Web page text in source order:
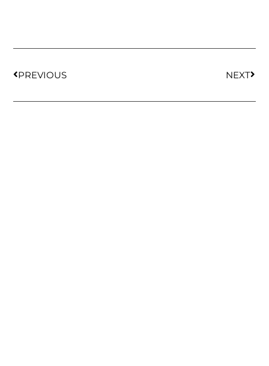
PREVIOUS NEXT